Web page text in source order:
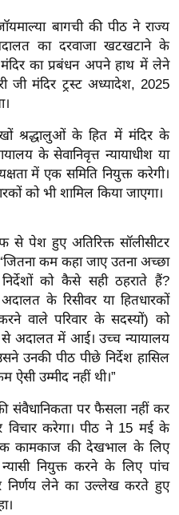
बागची की पीठ ने राज्य
का दरवाजा खटखटाने के
मंदिर का प्रबंधन अपने हाथ में लेने
जी मंदिर ट्रस्ट अध्यादेश, 2025
श्रद्धालुओं के हित में मंदिर के
के सेवानिवृत्त न्यायाधीश या
में एक समिति नियुक्त करेगी।
को भी शामिल किया जाएगा।
से पेश हुए अतिरिक्त सॉलीसीटर
कम कहा जाए उतना अच्छा
को कैसे सही ठहराते हैं?
के रिसीवर या हितधारकों
वाले परिवार के सदस्यों) को
से अदालत में आई। उच्च न्यायालय
उनकी पीठ पीछे निर्देश हासिल
उम्मीद नहीं थी।”
संवैधानिकता पर फैसला नहीं कर
करेगा। पीठ ने 15 मई के
कामकाज की देखभाल के लिए
नियुक्त करने के लिए पांच
लेने का उल्लेख करते हुए